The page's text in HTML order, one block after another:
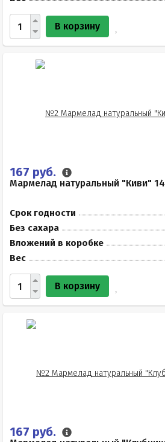
В корзину
167 руб.
Мармелад натуральный "Киви"
Срок годности
Без сахара
Вложений в коробке
Вес
В корзину
167 руб.